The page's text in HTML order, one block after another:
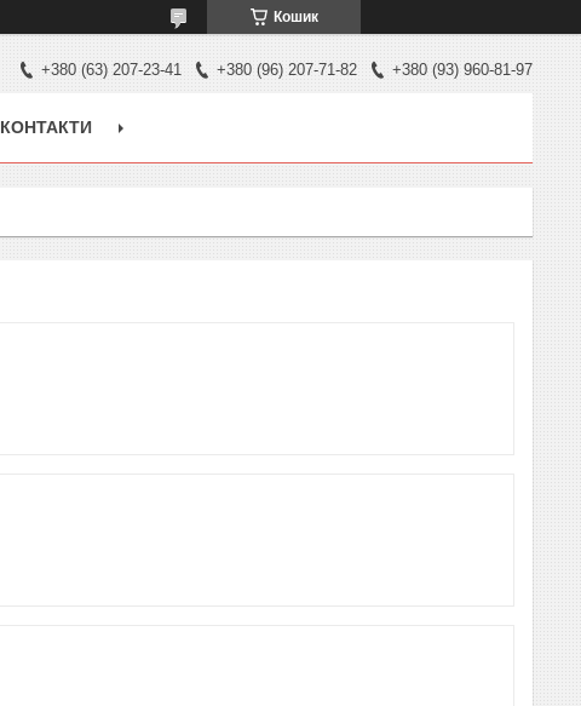
Кошик
+380 (63) 207-23-41 +380 (96) 207-71-82 +380 (93) 960-81-97
КОНТАКТИ